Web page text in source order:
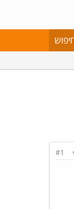
#1